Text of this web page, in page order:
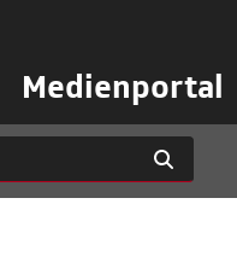
Medienportal